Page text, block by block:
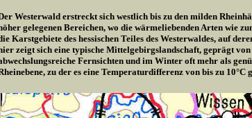
Westerwald erstreckt sich westlich bis zu den milden
gelegenen Bereichen, wo die wärmeliebenden Arten wie
Karstgebiete des hessischen Teiles des Westerwaldes, auf
zeigt sich eine typische Mittelgebirgslandschaft, geprägt
Fernsichten und im Winter oft mehr als
zu der es eine Temperaturdifferenz von bis zu 10°C